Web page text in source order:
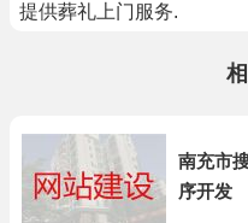
提供葬礼上门服务.
南充市
序开发